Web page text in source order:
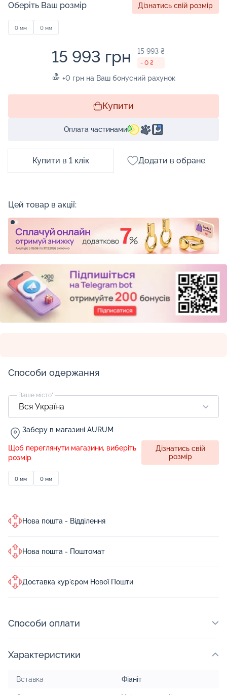
Оберіть Ваш розмір Дізнатись свій розмір
0 мм 0 мм
15 993 грн 15 993 ₴
- 0 ₴
+0 грн на Ваш бонусний рахунок
Купити
Оплата частинами
Купити в 1 клік Додати в обране
Цей товар в акції:
Способи одержання
Ваше місто*
Заберу в магазині AURUM
Щоб переглянути магазини, виберіть
розмір
Дізнатись свій
розмір
0 мм 0 мм
Нова пошта - Відділення
Нова пошта - Поштомат
Доставка кур'єром Нової Пошти
Способи оплати
Характеристики
Вставка Фіаніт